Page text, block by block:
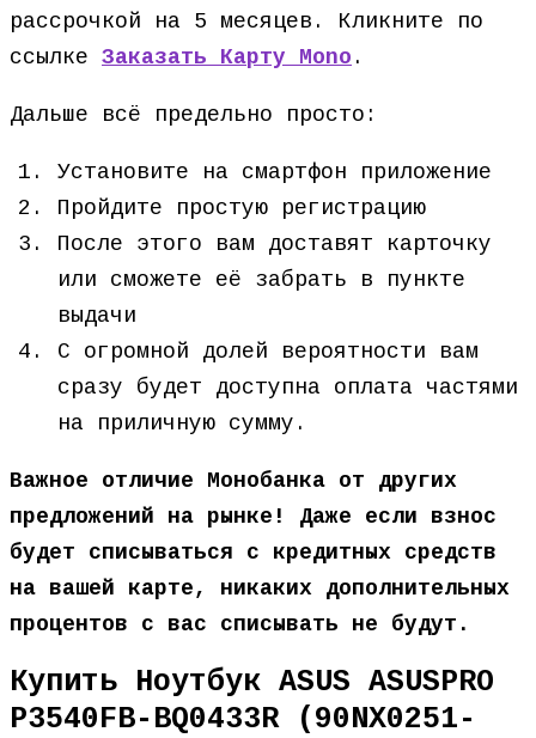
рассрочкой на 5 месяцев. Кликните по
ссылке Заказать Карту Mono .
Дальше всё предельно просто:
Установите на смартфон приложение
Пройдите простую регистрацию
После этого вам доставят карточку
или сможете её забрать в пункте
выдачи
С огромной долей вероятности вам
сразу будет доступна оплата частями
на приличную сумму.
Важное отличие Монобанка от других
предложений на рынке! Даже если взнос
будет списываться с кредитных средств
на вашей карте, никаких дополнительных
процентов с вас списывать не будут.
Купить Ноутбук ASUS ASUSPRO
P3540FB-BQ0433R (90NX0251-